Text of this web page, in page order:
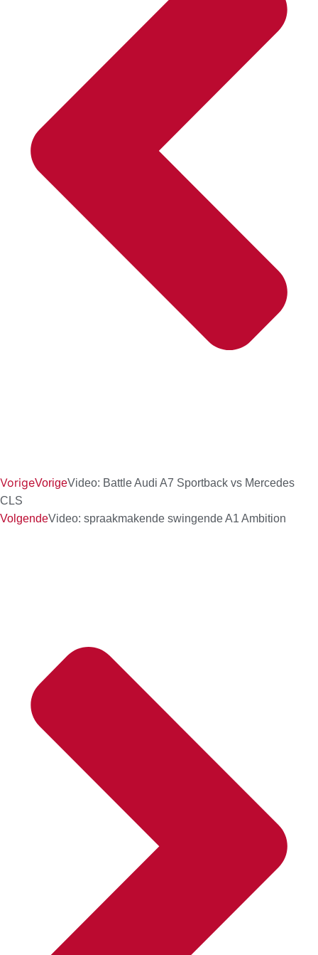
VorigeVorigeVideo: Battle Audi A7 Sportback vs Mercedes
CLS
VolgendeVideo: spraakmakende swingende A1 Ambition